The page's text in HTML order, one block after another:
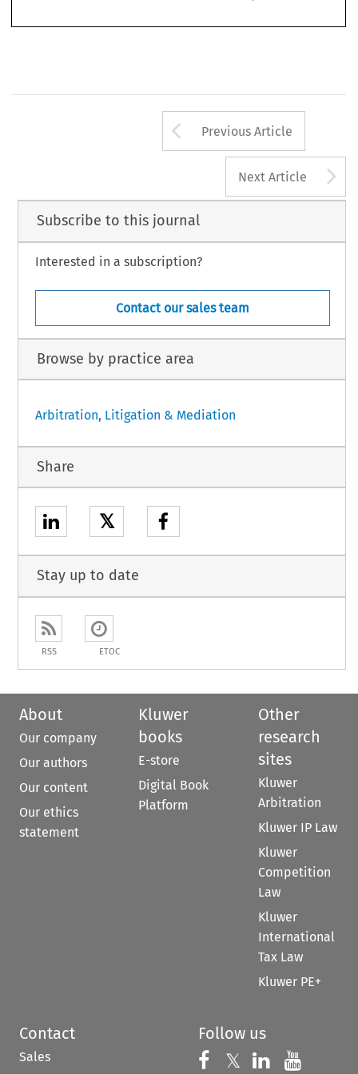
Revue  de  l’arbitrage 2019  -  N° 4
Arrow button
Previous Article
Next Article
Subscribe to this journal
Interested in a subscription?
Contact our sales team
Browse by practice area
Arbitration, Litigation & Mediation
Share
𝕏
Stay up to date
RSS ETOC
About
Our company
Our authors
Our content
Our ethics
statement
Kluwer
books
E-store
Digital Book
Platform
Other
research
sites
Kluwer
Arbitration
Kluwer IP Law
Kluwer
Competition
Law
Kluwer
International
Tax Law
Kluwer PE+
Contact
Sales
Follow us
Follow us on
𝕏 Follow us on
Follow us